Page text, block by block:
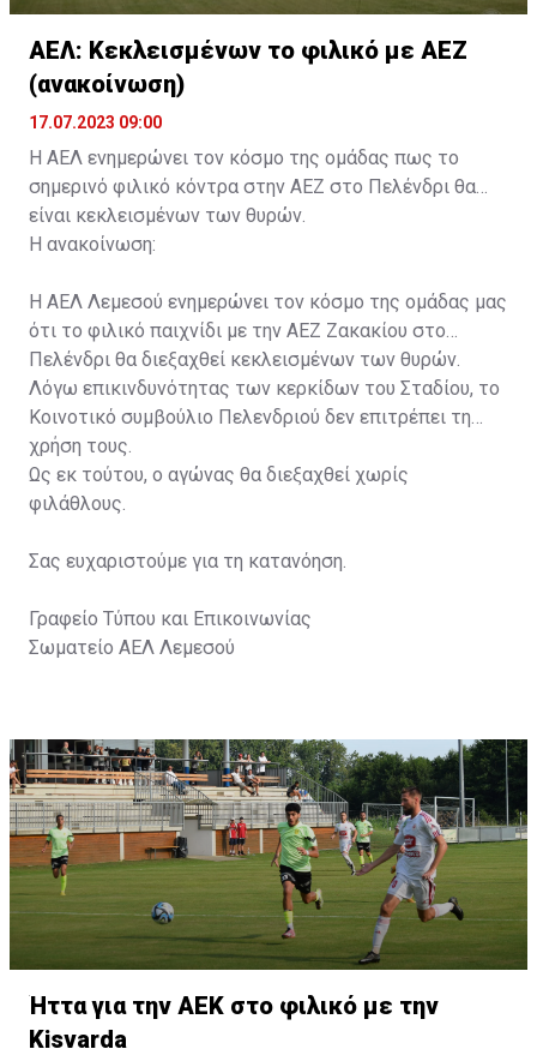
ΑΕΛ: Κεκλεισμένων το φιλικό με ΑΕΖ
(ανακοίνωση)
17.07.2023 09:00
Η ΑΕΛ ενημερώνει τον κόσμο της ομάδας πως το
σημερινό φιλικό κόντρα στην ΑΕΖ στο Πελένδρι θα
είναι κεκλεισμένων των θυρών.
Η ανακοίνωση:
Η ΑΕΛ Λεμεσού ενημερώνει τον κόσμο της ομάδας μας
ότι το φιλικό παιχνίδι με την ΑΕΖ Ζακακίου στο
Πελένδρι θα διεξαχθεί κεκλεισμένων των θυρών.
Λόγω επικινδυνότητας των κερκίδων του Σταδίου, το
Κοινοτικό συμβούλιο Πελενδριού δεν επιτρέπει τη
χρήση τους.
Ως εκ τούτου, ο αγώνας θα διεξαχθεί χωρίς
φιλάθλους.
Σας ευχαριστούμε για τη κατανόηση.
Γραφείο Τύπου και Επικοινωνίας
Σωματείο ΑΕΛ Λεμεσού
Ήττα για την ΑΕΚ στο φιλικό με την
Kisvarda